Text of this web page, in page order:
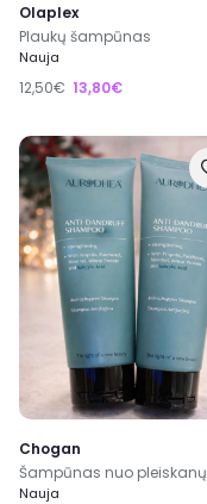
Olaplex
Plaukų šampūnas
Nauja
12,50€ 13,80€
Chogan
Šampūnas nuo pleiskanų
Nauja